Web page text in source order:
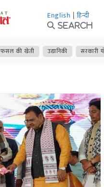
English | हिन्दी
Search
फसल की खेती उद्यानिकी सरकारी